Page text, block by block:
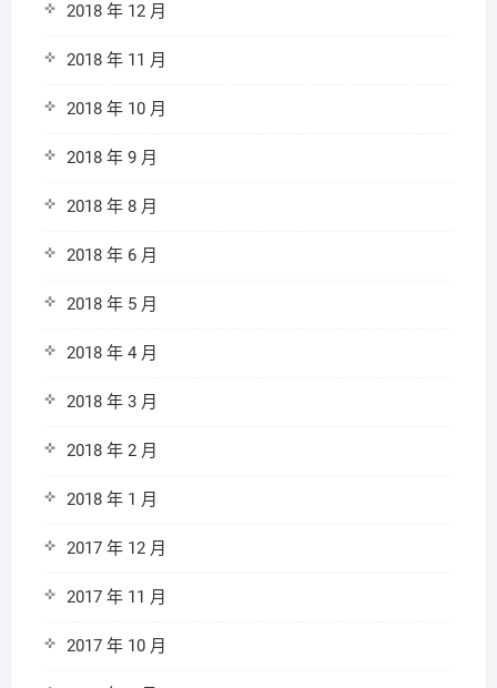
2018 年 12 月
2018 年 11 月
2018 年 10 月
2018 年 9 月
2018 年 8 月
2018 年 6 月
2018 年 5 月
2018 年 4 月
2018 年 3 月
2018 年 2 月
2018 年 1 月
2017 年 12 月
2017 年 11 月
2017 年 10 月